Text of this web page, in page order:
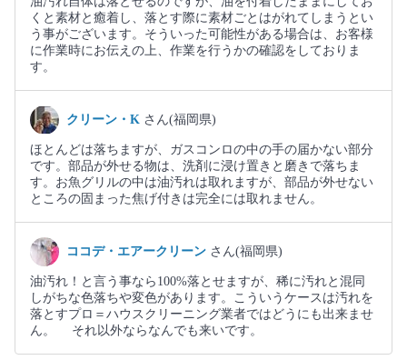
くと素材と癒着し、落とす際に素材ごとはがれてしまうとい
う事がございます。そういった可能性がある場合は、お客様
に作業時にお伝えの上、作業を行うかの確認をしておりま
す。
クリーン・K さん(福岡県)
ほとんどは落ちますが、ガスコンロの中の手の届かない部分
です。部品が外せる物は、洗剤に浸け置きと磨きで落ちま
す。お魚グリルの中は油汚れは取れますが、部品が外せない
ところの固まった焦げ付きは完全には取れません。
ココデ・エアークリーン さん(福岡県)
油汚れ！と言う事なら100%落とせますが、稀に汚れと混同
しがちな色落ちや変色があります。こういうケースは汚れを
落とすプロ＝ハウスクリーニング業者ではどうにも出来ませ
ん。 それ以外ならなんでも来いです。